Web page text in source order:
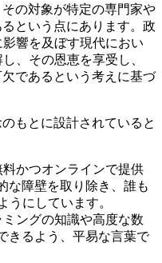
の対象が特定の専門家や
という点にあります。政
響を及ぼす現代におい
、その恩恵を享受し、
であるという考えに基づ
もとに設計されていると
料かつオンラインで提供
な障壁を取り除き、誰も
うにしています。
ミングの知識や高度な数
きるよう、平易な言葉で